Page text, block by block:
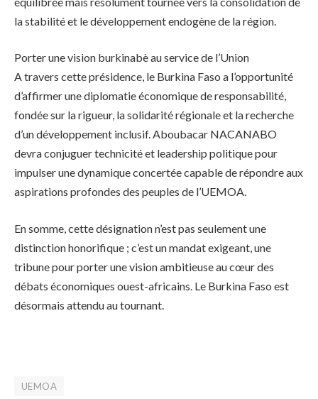
la stabilité et le développement endogène de la région.
Porter une vision burkinabè au service de l’Union
A travers cette présidence, le Burkina Faso a l’opportunité
d’affirmer une diplomatie économique de responsabilité,
fondée sur la rigueur, la solidarité régionale et la recherche
d’un développement inclusif. Aboubacar NACANABO
devra conjuguer technicité et leadership politique pour
impulser une dynamique concertée capable de répondre aux
aspirations profondes des peuples de l’UEMOA.
En somme, cette désignation n’est pas seulement une
distinction honorifique ; c’est un mandat exigeant, une
tribune pour porter une vision ambitieuse au cœur des
débats économiques ouest-africains. Le Burkina Faso est
désormais attendu au tournant.
UEMOA